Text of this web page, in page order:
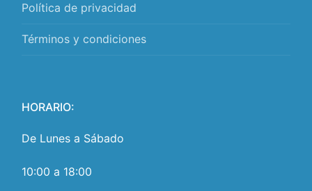
Política de privacidad
Términos y condiciones
HORARIO:
De Lunes a Sábado
10:00 a 18:00